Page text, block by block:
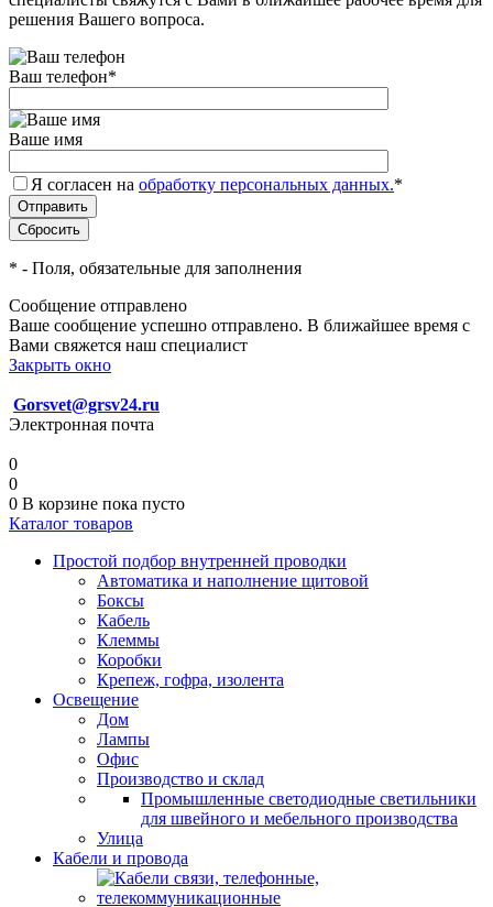
решения Вашего вопроса.
Ваш телефон*
Ваше имя
Я согласен на обработку персональных данных.*
* - Поля, обязательные для заполнения
Сообщение отправлено
Ваше сообщение успешно отправлено. В ближайшее время с
Вами свяжется наш специалист
Закрыть окно
Gorsvet@grsv24.ru
Электронная почта
0
0
0 В корзине пока пусто
Каталог товаров
Простой подбор внутренней проводки
Автоматика и наполнение щитовой
Боксы
Кабель
Клеммы
Коробки
Крепеж, гофра, изолента
Освещение
Дом
Лампы
Офис
Производство и склад
Промышленные светодиодные светильники
для швейного и мебельного производства
Улица
Кабели и провода